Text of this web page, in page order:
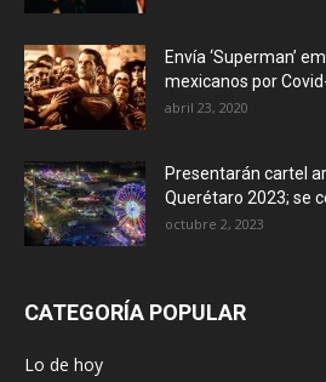
Envía ‘Superman’
mexicanos por
abril 23, 2020
Presentarán cartel
Querétaro 2023; se
octubre 2, 2023
CATEGORÍA POPULAR
Lo de hoy